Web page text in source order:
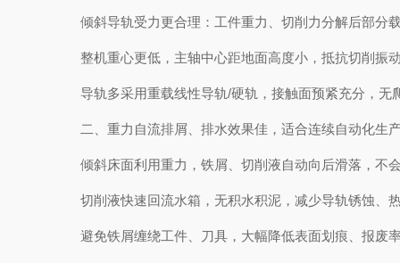
倾斜导轨受力更合理：工件重力、切削力分解后部分
整机重心更低，主轴中心距地面高度小，抵抗切削振
导轨多采用重载线性导轨/硬轨，接触面预紧充分，无
二、重力自流排屑、排水效果佳，适合连续自动化生
倾斜床面利用重力，铁屑、切削液自动向后滑落，不
切削液快速回流水箱，无积水积泥，减少导轨锈蚀、热
避免铁屑缠绕工件、刀具，大幅降低表面划痕、报废